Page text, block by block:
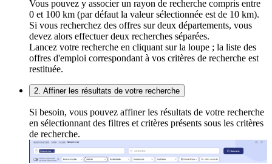
Vous pouvez y associer un rayon de recherche compris entre
0 et 100 km (par défaut la valeur sélectionnée est de 10 km).
Si vous recherchez des offres sur deux départements, vous
devez alors effectuer deux recherches séparées.
Lancez votre recherche en cliquant sur la loupe ; la liste des
offres d'emploi correspondant à vos critères de recherche est
restituée.
2. Affiner les résultats de votre recherche
Si besoin, vous pouvez affiner les résultats de votre recherche
en sélectionnant des filtres et critères présents sous les critères
de recherche.